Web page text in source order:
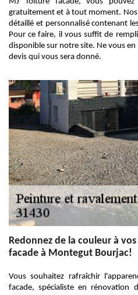
gratuitement et à tout moment.
détaillé et personnalisé contenant
Pour ce faire, il vous suffit de
disponible sur notre site. Ne vous
devis qui vous sera donné.
Redonnez de la couleur à
facade à Montegut Bourjac!
Vous souhaitez rafraîchir
facade, spécialiste en rénovation